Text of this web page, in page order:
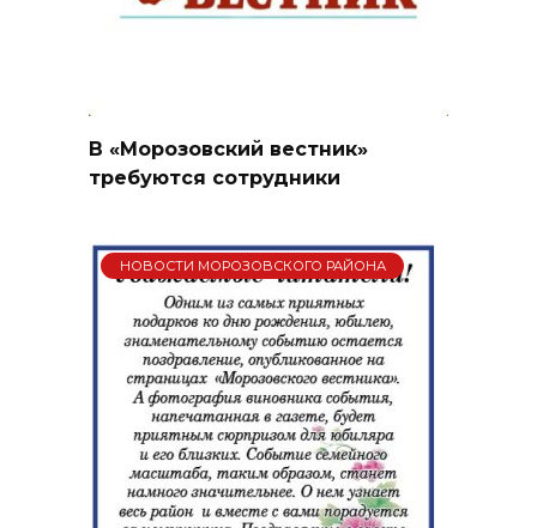
В «Морозовский вестник»
требуются сотрудники
НОВОСТИ МОРОЗОВСКОГО РАЙОНА